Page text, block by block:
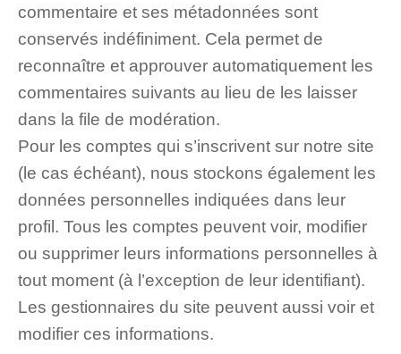
commentaire et ses métadonnées sont
conservés indéfiniment. Cela permet de
reconnaître et approuver automatiquement les
commentaires suivants au lieu de les laisser
dans la file de modération.
Pour les comptes qui s’inscrivent sur notre site
(le cas échéant), nous stockons également les
données personnelles indiquées dans leur
profil. Tous les comptes peuvent voir, modifier
ou supprimer leurs informations personnelles à
tout moment (à l’exception de leur identifiant).
Les gestionnaires du site peuvent aussi voir et
modifier ces informations.